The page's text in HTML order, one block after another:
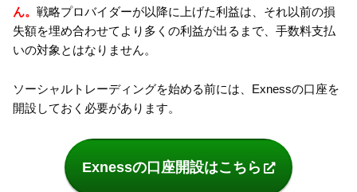
ん。 戦略プロバイダーが以降に上げた利益は、それ以前の損
失額を埋め合わせてより多くの利益が出るまで、手数料支払
いの対象とはなりません。
ソーシャルトレーディングを始める前には、Exnessの口座を
開設しておく必要があります。
Exnessの口座開設はこちら